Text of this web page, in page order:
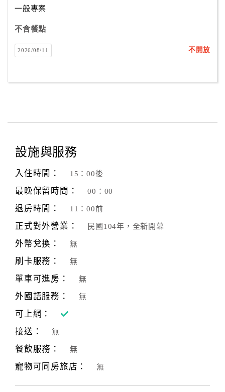
訂
房
Q&A
請
款
據
作
提
店
合
作
一般專案
不含餐點
2026/08/11 不開放
設施與服務
入住時間： 15：00後
最晚保留時間： 00：00
退房時間： 11：00前
正式對外營業： 民國104年，全新開幕
外幣兌換： 無
刷卡服務： 無
單車可進房： 無
外國語服務： 無
可上網：
接送：
無
餐飲服務： 無
寵物可同房旅店： 無